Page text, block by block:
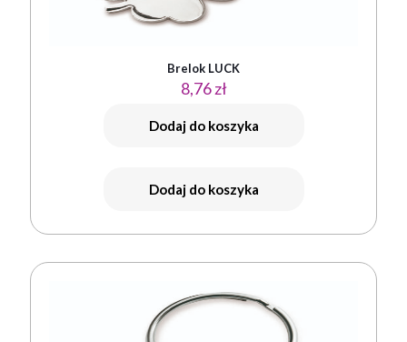
Brelok LUCK
8,76zł
Dodaj do koszyka
Dodaj do koszyka